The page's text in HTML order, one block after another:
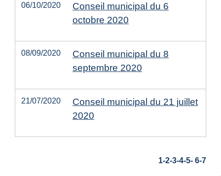
06/10/2020
Conseil municipal du 6
octobre 2020
08/09/2020
Conseil municipal du 8
septembre 2020
21/07/2020
Conseil municipal du 21 juillet
2020
1-2-3-4-5- 6-7